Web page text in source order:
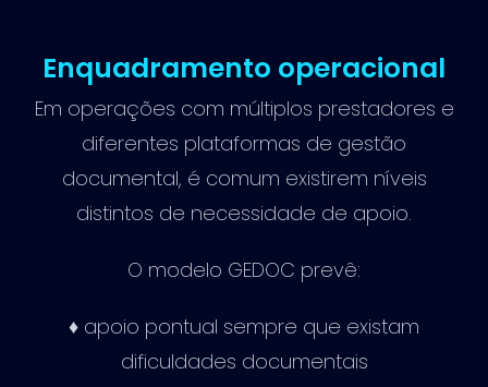
Enquadramento operacional
Em operações com múltiplos prestadores e
diferentes plataformas de gestão
documental, é comum existirem níveis
distintos de necessidade de apoio.
O modelo GEDOC prevê:
♦ apoio pontual sempre que existam
dificuldades documentais